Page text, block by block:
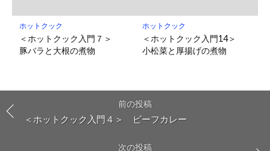
ホットクック
＜ホットクック入門７＞
豚バラと大根の煮物
ホットクック
＜ホットクック入門14＞
小松菜と厚揚げの煮物
前の投稿
＜ホットクック入門４＞ ビーフカレー
次の投稿